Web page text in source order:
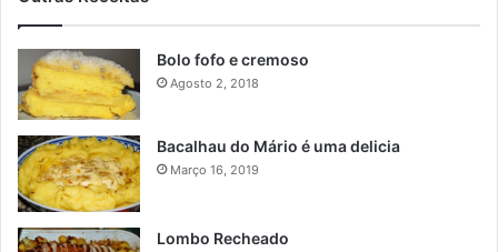
Bolo fofo e cremoso
Agosto 2, 2018
Bacalhau do Mário é uma delicia
Março 16, 2019
Lombo Recheado